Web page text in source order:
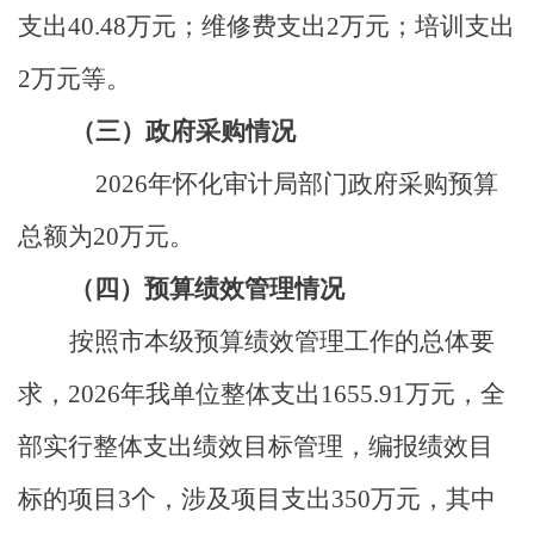
支出40.48万元；维修费支出2万元；培训支出
2万元等。
（三）政府采购情况
2026年怀化审计局部门政府采购预算
总额为20万元。
（四）预算绩效管理情况
按照市本级预算绩效管理工作的总体要
求， 2026年我单位整体支出 1655.91万元，全
部实行整体支出绩效目标管理，编报绩效目
标的项目 3个，涉及项目支出350万元，其中